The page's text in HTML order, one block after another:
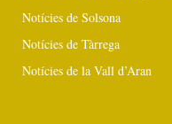
Notícies de Solsona
Notícies de Tàrrega
Notícies de la Vall d’Aran